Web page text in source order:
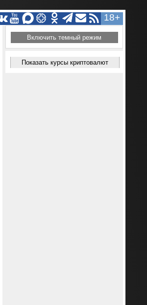
18+
Включить темный режим
Показать курсы криптовалют